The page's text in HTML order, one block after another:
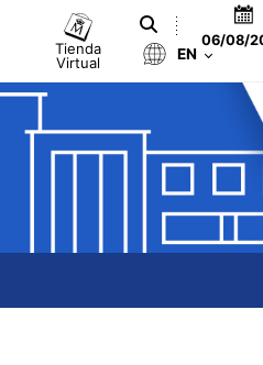
Tienda
Virtual
06/08/
EN